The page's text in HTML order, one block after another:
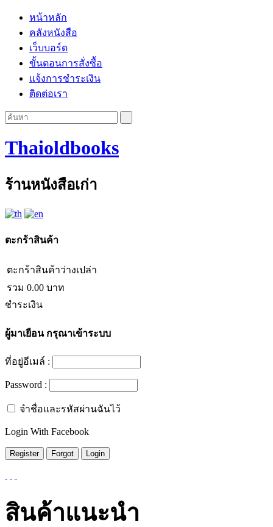
หน้าหลัก
คลังหนังสือ
เว็บบอร์ด
ขั้นตอนการสั่งซื้อ
แจ้งการชำระเงิน
ติดต่อเรา
Thaioldbooks
ร้านหนังสือเก่า
ตะกร้าสินค้า
ตะกร้าสินค้าว่างเปล่า
รวม 0.00 บาท
ชำระเงิน
ผู้มาเยือนกรุณาเข้าระบบ
ที่อยู่อีเมล์ :
Password :
จำชื่อและรหัสผ่านฉันไว้
Login With Facebook
สินค้าแนะนำ